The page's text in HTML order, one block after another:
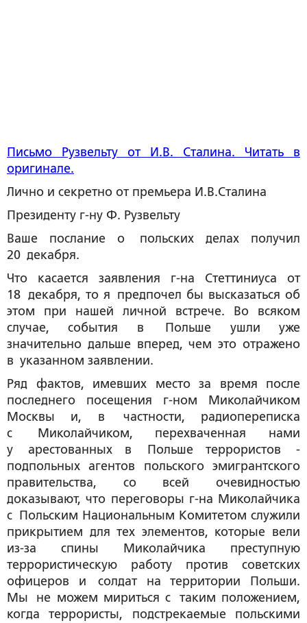
Письмо Рузвельту от И.В. Сталина. Читать в
оригинале.
Лично и секретно от премьера И.В.Сталина
Президенту г-ну Ф. Рузвельту
Ваше послание о польских делах получил
20 декабря.
Что касается заявления г-на Стеттиниуса от
18 декабря, то я предпочел бы высказаться об
этом при нашей личной встрече. Во всяком
случае, события в Польше ушли уже
значительно дальше вперед, чем это отражено
в указанном заявлении.
Ряд фактов, имевших место за время после
последнего посещения г-ном Миколайчиком
Москвы и, в частности, радиопереписка
с Миколайчиком, перехваченная нами
у арестованных в Польше террористов -
подпольных агентов польского эмигрантского
правительства, со всей очевидностью
доказывают, что переговоры г-на Миколайчика
с ­Польским Национальным Комитетом служили
прикрытием для тех элементов, которые вели
из-за спины Миколайчика преступную
террористическую работу против советских
офицеров и солдат на территории Польши.
Мы не можем мириться с таким положением,
когда террористы, подстрекаемые польскими